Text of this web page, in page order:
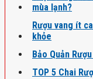
mùa lạnh?
Rượu vang ít
khỏe
Bảo Quản
TOP 5 Chai